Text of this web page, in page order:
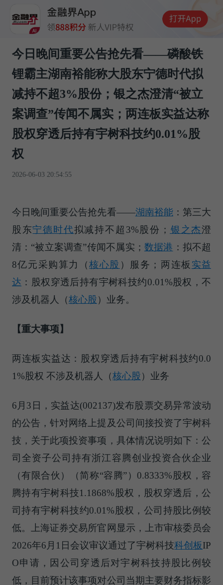
今日晚间重要公告抢先看——磷酸铁
锂霸主湖南裕能称大股东宁德时代拟
减持不超3%股份；银之杰澄清“被立
案调查”传闻不属实；两连板实益达称
股权穿透后持有宇树科技约0.01%股
权
2026-06-03 20:54:55
今日晚间重要公告抢先看——湖南裕能：第三大
股东宁德时代拟减持不超3%股份； 银之杰澄
清：“被立案调查”传闻不属实； 数据港 ：拟不超
8亿元采购算力（核心股 ） 服务；两连板 实益
达 ：股权穿透后持有宇树科技约0.01%股权，不
涉及机器人（核心股） 业务。
【重大事项】
两连板实益达：股权穿透后持有宇树科技约0.0
1%股权 不涉及机器人（核心股） 业务
6月3日，实益达(002137)发布股票交易异常波动
的公告，针对网络上提及公司间接投资了宇树科
技，关于此项投资事项，具体情况说明如下：公
司全资子公司持有浙江容腾创业投资合伙企业
（有限合伙）（简称“容腾”）0.8333%股权，容
腾持有宇树科技1.1868%股权，股权穿透后，公
司持有宇树科技约0.01%股权，公司持股比例较
低。上海证券交易所官网显示，上市审核委员会
2026年6月1日会议审议通过了宇树科技科创板IP
O申请，因公司穿透后对宇树科技持股比例较
低，目前预计该事项对公司当期主要财务指标影